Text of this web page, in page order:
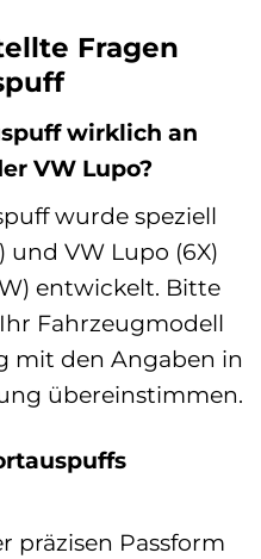
Fragen
wirklich an
VW Lupo?
wurde speziell
und VW Lupo (6X)
entwickelt. Bitte
Fahrzeugmodell
mit den Angaben in
übereinstimmen.
präzisen Passform